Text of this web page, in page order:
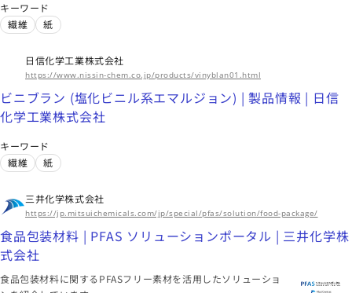
キーワード
繊維
紙
日信化学工業株式会社
https://www.nissin-chem.co.jp/products/vinyblan01.html
ビニブラン (塩化ビニル系エマルジョン) | 製品情報 | 日信
化学工業株式会社
キーワード
繊維
紙
三井化学株式会社
https://jp.mitsuichemicals.com/jp/special/pfas/solution/food-package/
食品包装材料 | PFAS ソリューションポータル | 三井化学株
式会社
食品包装材料に関するPFASフリー素材を活用したソリューショ